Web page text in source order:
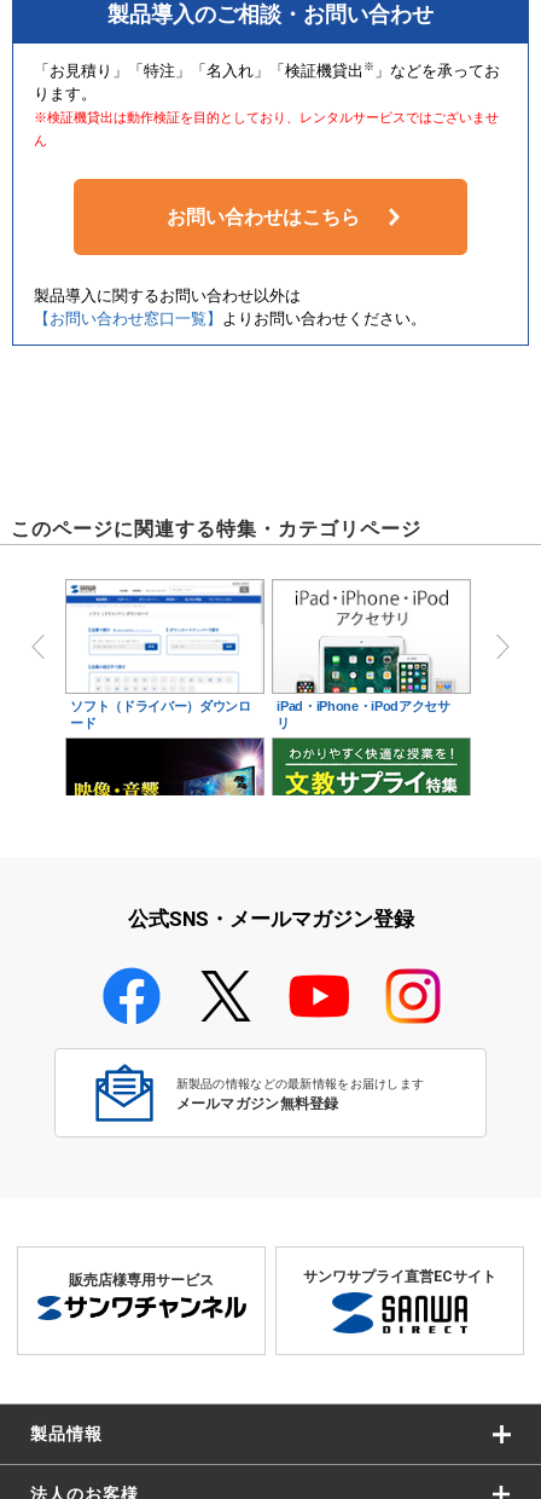
製品導入のご相談・お問い合わせ
「お見積り」「特注」「名入れ」「検証機貸出 ※ 」などを承ってお
ります。
※検証機貸出は動作検証を目的としており、レンタルサービスではございませ
ん
お問い合わせはこちら
製品導入に関するお問い合わせ以外は
【お問い合わせ窓口一覧】
よりお問い合わせください。
このページに関連する特集・カテゴリページ
ソフト（ドライバー）ダウンロ
ード
iPad・iPhone・iPodアクセサ
リ
学校教育のICT環境整備特集
公式SNS・メールマガジン登録
新製品の情報などの最新情報をお届けします
メールマガジン無料登録
販売店様専用サービス サンワサプライ直営ECサイト
製品情報
法人のお客様